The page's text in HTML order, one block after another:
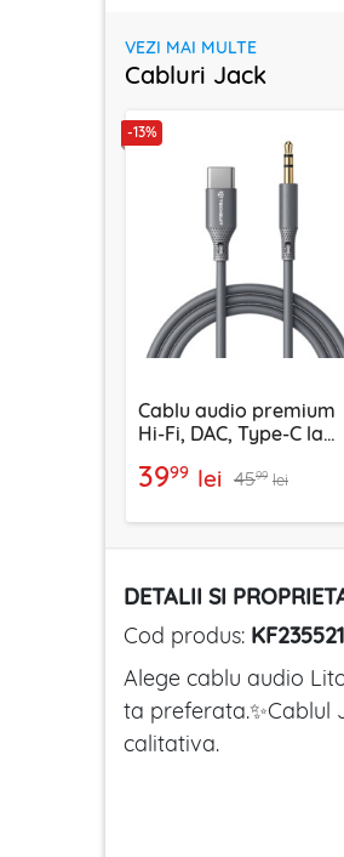
VEZI MAI MULTE
Cabluri Jack
-13%
Cablu audio premium
Hi-Fi, DAC, Type-C la
SoundFleX AC4, 1m
3999 lei 4599 lei
DETALII SI
Cod produs:
Alege cablu audio
ta preferata.✨Cablul
calitativa.